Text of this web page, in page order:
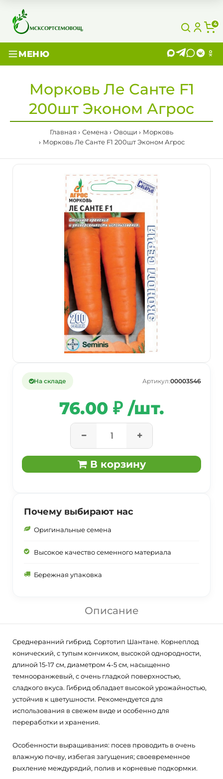
4
МЕНЮ
Морковь Ле Санте F1
200шт Эконом Агрос
Главная Семена Овощи
Морковь
Морковь Ле Санте F1 200шт Эконом Агрос
На складе Артикул:00003546
76.00 ₽ /шт.
В корзину
Почему выбирают нас
Оригинальные семена
Высокое качество семенного материала
Бережная упаковка
Описание
Среднеранний гибрид. Сортотип Шантане. Корнеплод
конический, с тупым кончиком, высокой однородности,
длиной 15-17 см, диаметром 4-5 см, насыщенно
темнооранжевый, с очень гладкой поверхностью,
сладкого вкуса. Гибрид обладает высокой урожайностью,
устойчив к цветушности. Рекомендуется для
использования в свежем виде и особенно для
переработки и хранения.
Особенности выращивания: посев проводить в очень
влажную почву, избегая загущения; своевременное
рыхление междурядий, полив и корневые подкормки.